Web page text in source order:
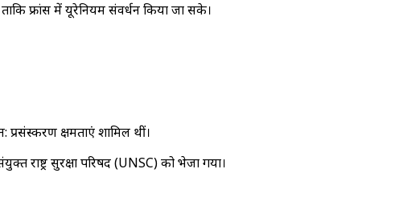
फ्रांस में यूरेनियम संवर्धन किया जा सके।
क्षमताएं शामिल थीं।
राष्ट्र सुरक्षा परिषद (UNSC) को भेजा गया।